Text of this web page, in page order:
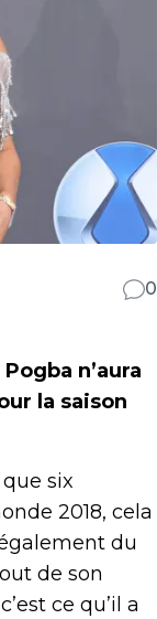
0
n’aura
la saison
six
2018, cela
du
de son
ce qu’il a